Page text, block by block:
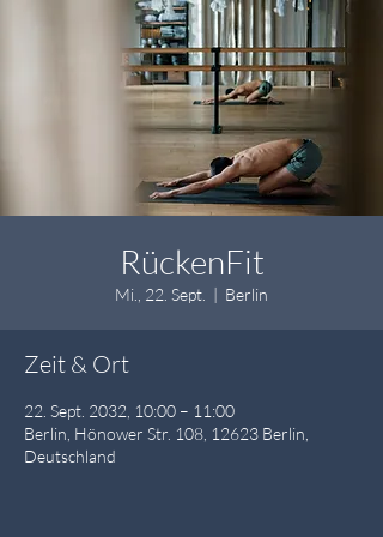
RückenFit
Mi., 22. Sept.
  |
Berlin
Zeit & Ort
22. Sept. 2032, 10:00 – 11:00
Berlin, Hönower Str. 108, 12623 Berlin,
Deutschland